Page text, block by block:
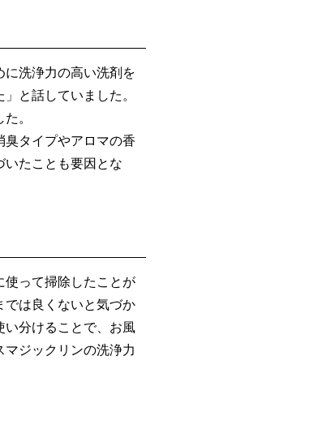
洗浄力の高い洗剤を
と話していました。
。
タイプやアロマの香
いたことも要因とな
って掃除したことが
では良くないと気づか
い分けることで、お風
ジックリンの洗浄力